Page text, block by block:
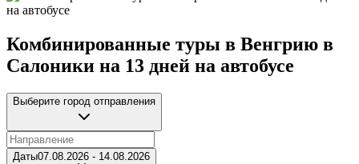
Комбинированные туры в Венгрию в
Салоники на 13 дней на автобусе
Выберите город отправления
Даты07.08.2026 - 14.08.2026